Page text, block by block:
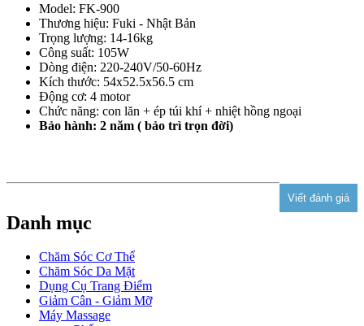
Model: FK-900
Thương hiệu: Fuki - Nhật Bản
Trọng lượng: 14-16kg
Công suất: 105W
Dòng điện: 220-240V/50-60Hz
Kích thước: 54x52.5x56.5 cm
Động cơ: 4 motor
Chức năng: con lăn + ép túi khí + nhiệt hồng ngoại
Bảo hành: 2 năm ( bảo trì trọn đời)
Danh mục
Chăm Sóc Cơ Thể
Chăm Sóc Da Mặt
Dụng Cụ Trang Điểm
Giảm Cân - Giảm Mỡ
Máy Massage